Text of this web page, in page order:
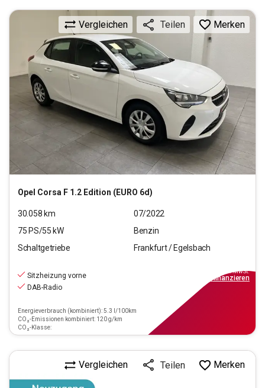
Opel Corsa F 1.2 Edition (EURO 6d)
Vergleichen Teilen Merken
30.058 km
07/2022
75 PS/55 kW
Benzin
Schaltgetriebe
Frankfurt / Egelsbach
Sitzheizung vorne
DAB-Radio
Energieverbrauch (kombiniert): 5.3 l/100km
CO₂-Emissionen kombiniert: 120 g/km
CO₂-Klasse:
inkl.MwSt.
finanzieren
Vergleichen Teilen Merken